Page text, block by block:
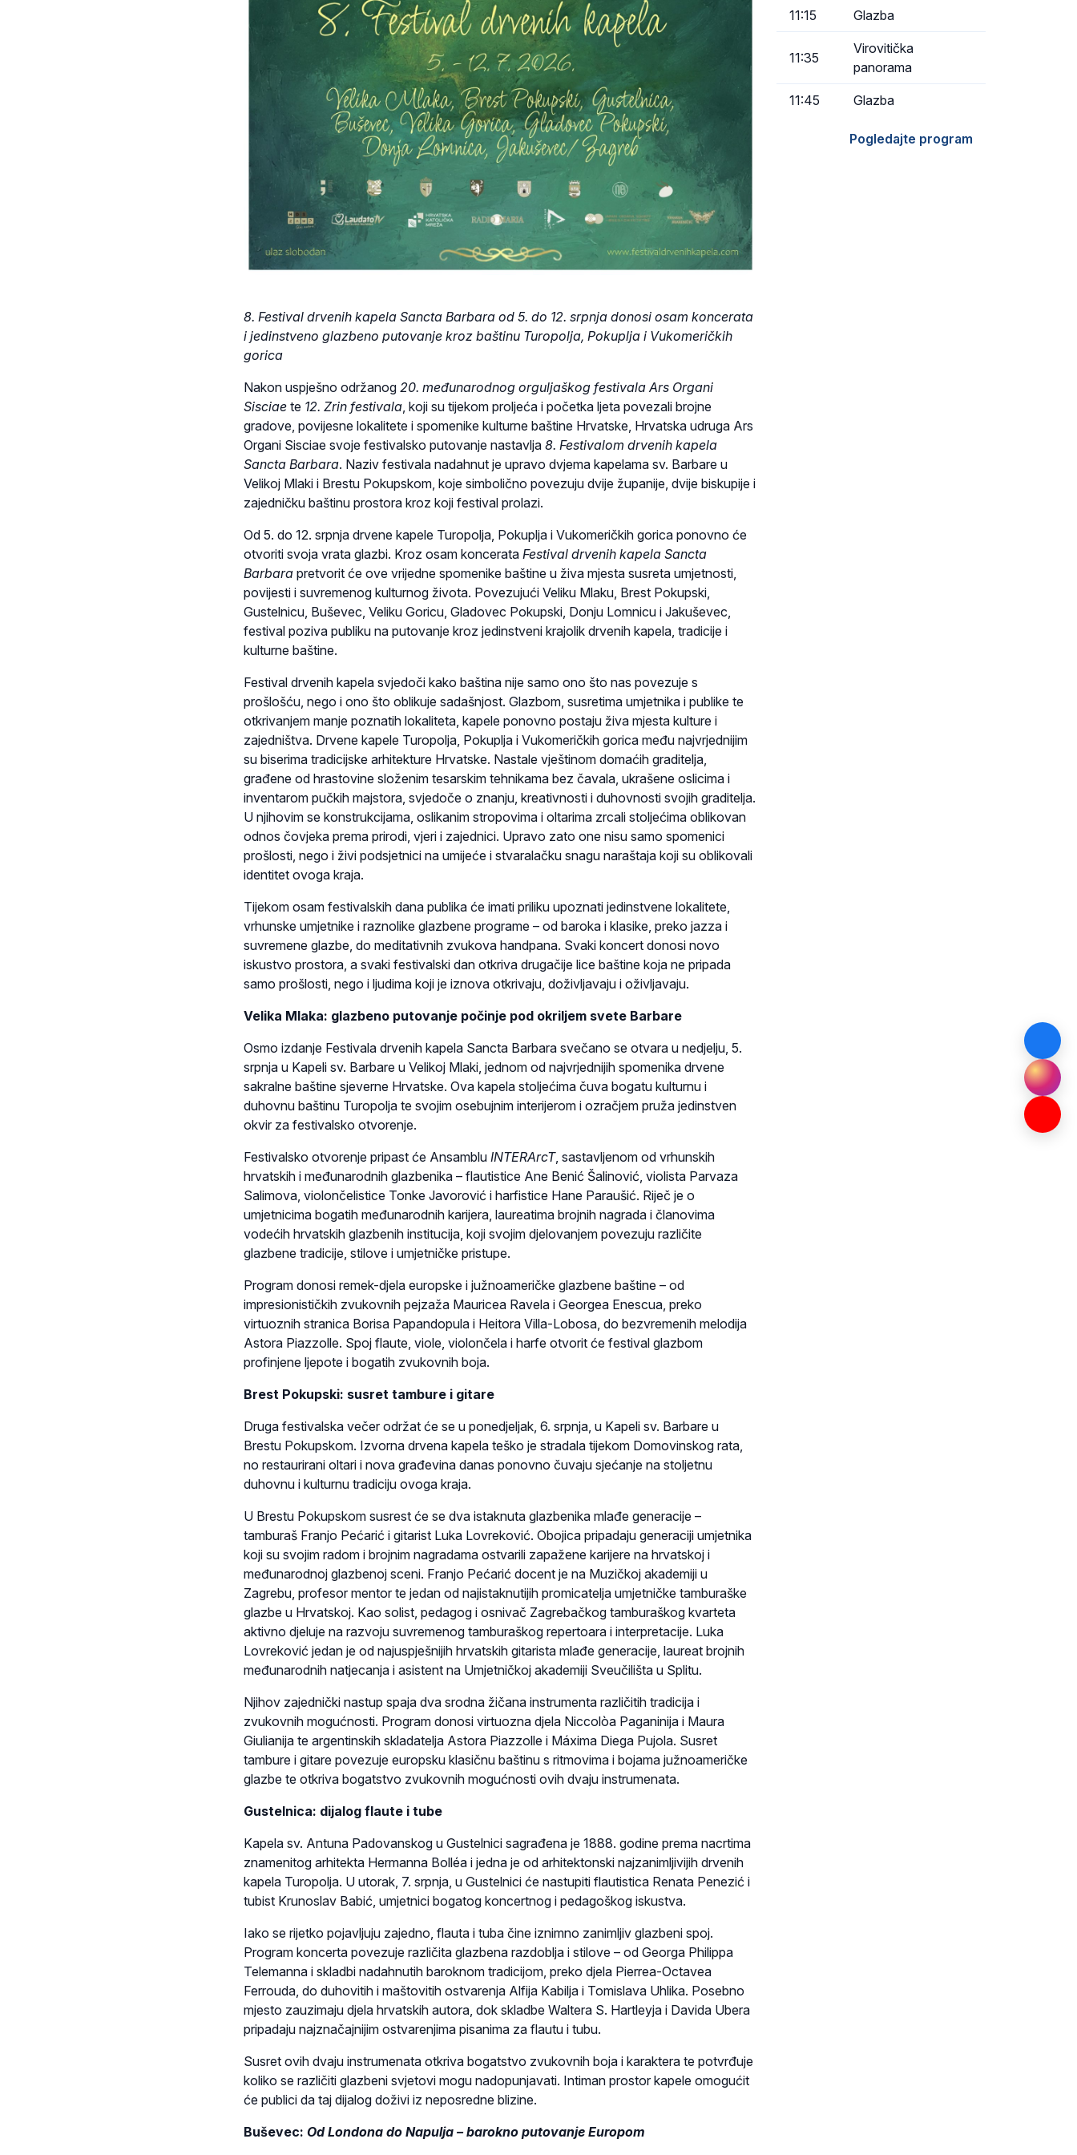
8. Festival drvenih kapela Sancta Barbara od 5. do 12. srpnja donosi osam koncerata
i jedinstveno glazbeno putovanje kroz baštinu Turopolja, Pokuplja i Vukomeričkih
gorica
Nakon uspješno održanog 20. međunarodnog orguljaškog festivala Ars Organi
Sisciae te 12. Zrin festivala , koji su tijekom proljeća i početka ljeta povezali brojne
gradove, povijesne lokalitete i spomenike kulturne baštine Hrvatske, Hrvatska udruga Ars
Organi Sisciae svoje festivalsko putovanje nastavlja 8. Festivalom drvenih kapela
Sancta Barbara. Naziv festivala nadahnut je upravo dvjema kapelama sv. Barbare u
Velikoj Mlaki i Brestu Pokupskom, koje simbolično povezuju dvije županije, dvije biskupije i
zajedničku baštinu prostora kroz koji festival prolazi.
Od 5. do 12. srpnja drvene kapele Turopolja, Pokuplja i Vukomeričkih gorica ponovno će
otvoriti svoja vrata glazbi. Kroz osam koncerata Festival drvenih kapela Sancta
Barbara pretvorit će ove vrijedne spomenike baštine u živa mjesta susreta umjetnosti,
povijesti i suvremenog kulturnog života. Povezujući Veliku Mlaku, Brest Pokupski,
Gustelnicu, Buševec, Veliku Goricu, Gladovec Pokupski, Donju Lomnicu i Jakuševec,
festival poziva publiku na putovanje kroz jedinstveni krajolik drvenih kapela, tradicije i
kulturne baštine.
Festival drvenih kapela svjedoči kako baština nije samo ono što nas povezuje s
prošlošću, nego i ono što oblikuje sadašnjost. Glazbom, susretima umjetnika i publike te
otkrivanjem manje poznatih lokaliteta, kapele ponovno postaju živa mjesta kulture i
zajedništva. Drvene kapele Turopolja, Pokuplja i Vukomeričkih gorica među najvrjednijim
su biserima tradicijske arhitekture Hrvatske. Nastale vještinom domaćih graditelja,
građene od hrastovine složenim tesarskim tehnikama bez čavala, ukrašene oslicima i
inventarom pučkih majstora, svjedoče o znanju, kreativnosti i duhovnosti svojih graditelja.
U njihovim se konstrukcijama, oslikanim stropovima i oltarima zrcali stoljećima oblikovan
odnos čovjeka prema prirodi, vjeri i zajednici. Upravo zato one nisu samo spomenici
prošlosti, nego i živi podsjetnici na umijeće i stvaralačku snagu naraštaja koji su oblikovali
identitet ovoga kraja.
Tijekom osam festivalskih dana publika će imati priliku upoznati jedinstvene lokalitete,
vrhunske umjetnike i raznolike glazbene programe – od baroka i klasike, preko jazza i
suvremene glazbe, do meditativnih zvukova handpana. Svaki koncert donosi novo
iskustvo prostora, a svaki festivalski dan otkriva drugačije lice baštine koja ne pripada
samo prošlosti, nego i ljudima koji je iznova otkrivaju, doživljavaju i oživljavaju.
Velika Mlaka: glazbeno putovanje počinje pod okriljem svete Barbare
Osmo izdanje Festivala drvenih kapela Sancta Barbara svečano se otvara u nedjelju, 5.
srpnja u Kapeli sv. Barbare u Velikoj Mlaki, jednom od najvrjednijih spomenika drvene
sakralne baštine sjeverne Hrvatske. Ova kapela stoljećima čuva bogatu kulturnu i
duhovnu baštinu Turopolja te svojim osebujnim interijerom i ozračjem pruža jedinstven
okvir za festivalsko otvorenje.
Festivalsko otvorenje pripast će Ansamblu INTERArcT, sastavljenom od vrhunskih
hrvatskih i međunarodnih glazbenika – flautistice Ane Benić Šalinović, violista Parvaza
Salimova, violončelistice Tonke Javorović i harfistice Hane Paraušić. Riječ je o
umjetnicima bogatih međunarodnih karijera, laureatima brojnih nagrada i članovima
vodećih hrvatskih glazbenih institucija, koji svojim djelovanjem povezuju različite
glazbene tradicije, stilove i umjetničke pristupe.
Program donosi remek-djela europske i južnoameričke glazbene baštine – od
impresionističkih zvukovnih pejzaža Mauricea Ravela i Georgea Enescua, preko
virtuoznih stranica Borisa Papandopula i Heitora Villa-Lobosa, do bezvremenih melodija
Astora Piazzolle. Spoj flaute, viole, violončela i harfe otvorit će festival glazbom
profinjene ljepote i bogatih zvukovnih boja.
Brest Pokupski: susret tambure i gitare
Druga festivalska večer održat će se u ponedjeljak, 6. srpnja, u Kapeli sv. Barbare u
Brestu Pokupskom. Izvorna drvena kapela teško je stradala tijekom Domovinskog rata,
no restaurirani oltari i nova građevina danas ponovno čuvaju sjećanje na stoljetnu
duhovnu i kulturnu tradiciju ovoga kraja.
U Brestu Pokupskom susrest će se dva istaknuta glazbenika mlađe generacije –
tamburaš Franjo Pećarić i gitarist Luka Lovreković. Obojica pripadaju generaciji umjetnika
koji su svojim radom i brojnim nagradama ostvarili zapažene karijere na hrvatskoj i
međunarodnoj glazbenoj sceni. Franjo Pećarić docent je na Muzičkoj akademiji u
Zagrebu, profesor mentor te jedan od najistaknutijih promicatelja umjetničke tamburaške
glazbe u Hrvatskoj. Kao solist, pedagog i osnivač Zagrebačkog tamburaškog kvarteta
aktivno djeluje na razvoju suvremenog tamburaškog repertoara i interpretacije. Luka
Lovreković jedan je od najuspješnijih hrvatskih gitarista mlađe generacije, laureat brojnih
međunarodnih natjecanja i asistent na Umjetničkoj akademiji Sveučilišta u Splitu.
Njihov zajednički nastup spaja dva srodna žičana instrumenta različitih tradicija i
zvukovnih mogućnosti. Program donosi virtuozna djela Niccolòa Paganinija i Maura
Giulianija te argentinskih skladatelja Astora Piazzolle i Máxima Diega Pujola. Susret
tambure i gitare povezuje europsku klasičnu baštinu s ritmovima i bojama južnoameričke
glazbe te otkriva bogatstvo zvukovnih mogućnosti ovih dvaju instrumenata.
Gustelnica: dijalog flaute i tube
Kapela sv. Antuna Padovanskog u Gustelnici sagrađena je 1888. godine prema nacrtima
znamenitog arhitekta Hermanna Bolléa i jedna je od arhitektonski najzanimljivijih drvenih
kapela Turopolja. U utorak, 7. srpnja, u Gustelnici će nastupiti flautistica Renata Penezić i
tubist Krunoslav Babić, umjetnici bogatog koncertnog i pedagoškog iskustva.
Iako se rijetko pojavljuju zajedno, flauta i tuba čine iznimno zanimljiv glazbeni spoj.
Program koncerta povezuje različita glazbena razdoblja i stilove – od Georga Philippa
Telemanna i skladbi nadahnutih baroknom tradicijom, preko djela Pierrea-Octavea
Ferrouda, do duhovitih i maštovitih ostvarenja Alfija Kabilja i Tomislava Uhlika. Posebno
mjesto zauzimaju djela hrvatskih autora, dok skladbe Waltera S. Hartleyja i Davida Ubera
pripadaju najznačajnijim ostvarenjima pisanima za flautu i tubu.
Susret ovih dvaju instrumenata otkriva bogatstvo zvukovnih boja i karaktera te potvrđuje
koliko se različiti glazbeni svjetovi mogu nadopunjavati. Intiman prostor kapele omogućit
će publici da taj dijalog doživi iz neposredne blizine.
Buševec: Od Londona do Napulja – barokno putovanje Europom
11:15 Glazba
11:35
Virovitička
panorama
11:45 Glazba
Pogledajte program